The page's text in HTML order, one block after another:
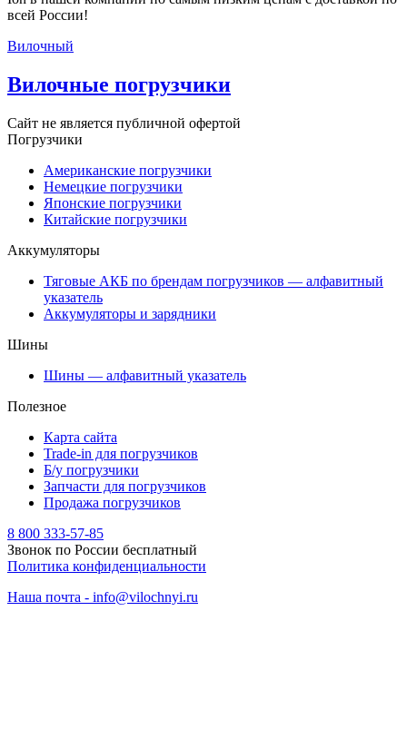
всей России!
Вилочный
Вилочные погрузчики
Сайт не является публичной офертой
Погрузчики
Американские погрузчики
Немецкие погрузчики
Японские погрузчики
Китайские погрузчики
Аккумуляторы
Тяговые АКБ по брендам погрузчиков — алфавитный
указатель
Аккумуляторы и зарядники
Шины
Шины — алфавитный указатель
Полезное
Карта сайта
Trade-in для погрузчиков
Б/у погрузчики
Запчасти для погрузчиков
Продажа погрузчиков
8 800 333-57-85
Звонок по России бесплатный
Политика конфиденциальности
Наша почта - info@vilochnyi.ru